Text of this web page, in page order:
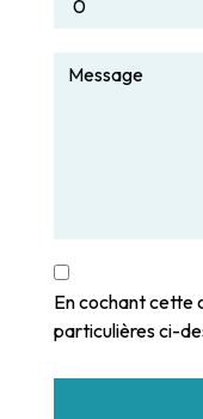
En cochant cette
particulières ci-